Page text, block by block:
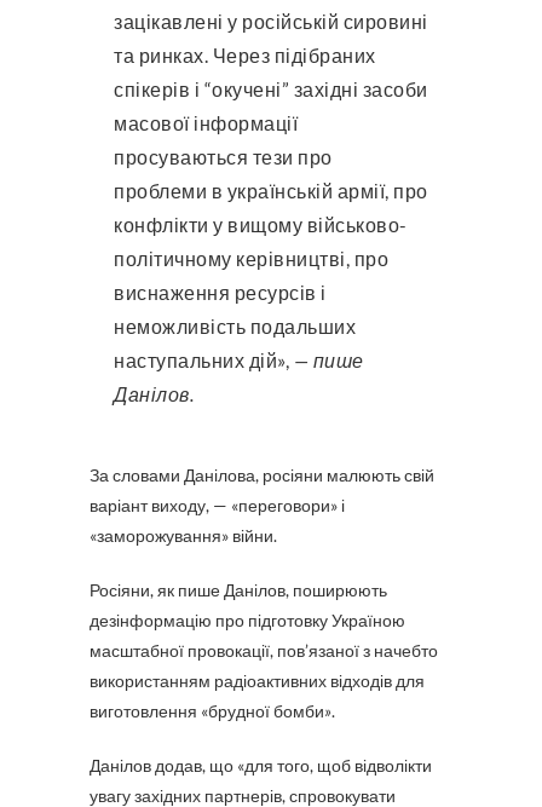
зацікавлені у російській сировині
та ринках. Через підібраних
спікерів і “окучені” західні засоби
масової інформації
просуваються тези про
проблеми в українській армії, про
конфлікти у вищому військово-
політичному керівництві, про
виснаження ресурсів і
неможливість подальших
наступальних дій», — пише
Данілов.
За словами Данілова, росіяни малюють свій
варіант виходу, — «переговори» і
«заморожування» війни.
Росіяни, як пише Данілов, поширюють
дезінформацію про підготовку Україною
масштабної провокації, пов’язаної з начебто
використанням радіоактивних відходів для
виготовлення «брудної бомби».
Данілов додав, що «для того, щоб відволікти
увагу західних партнерів, спровокувати